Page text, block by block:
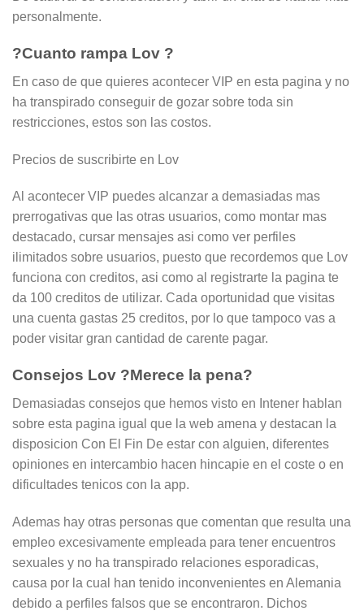
personalmente.
?Cuanto rampa Lov ?
En caso de que quieres acontecer VIP en esta pagina y no
ha transpirado conseguir de gozar sobre toda sin
restricciones, estos son las costos.
Precios de suscribirte en Lov
Al acontecer VIP puedes alcanzar a demasiadas mas
prerrogativas que las otras usuarios, como montar mas
destacado, cursar mensajes asi­ como ver perfiles
ilimitados sobre usuarios, puesto que recordemos que Lov
funciona con creditos, asi­ como al registrarte la pagina te
da 100 creditos de utilizar. Cada oportunidad que visitas
una cuenta gastas 25 creditos, por lo que tampoco vas a
poder visitar gran cantidad de carente pagar.
Consejos Lov ?Merece la pena?
Demasiadas consejos que hemos visto en Intener hablan
sobre esta pagina igual que la web amena y destacan la
disposicion Con El Fin De estar con alguien, diferentes
opiniones en intercambio hacen hincapie en el coste o en
dificultades tenicos con la app.
Ademas hay otras personas que comentan que resulta una
empleo excesivamente empleada para tener encuentros
sexuales y no ha transpirado relaciones esporadicas,
causa por la cual han tenido inconvenientes en Alemania
debido a perfiles falsos que se encontraron. Dichos